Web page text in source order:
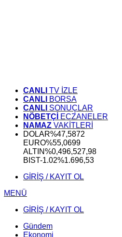
CANLI TV İZLE
CANLI BORSA
CANLI SONUÇLAR
NÖBETÇİ
ECZANELER
NAMAZ VAKİTLERİ
DOLAR%47,5872
EURO%55,0699
ALTIN%0,496,527,98
BIST-1.02%1.696,53
GİRİŞ / KAYIT OL
MENÜ
GİRİŞ / KAYIT OL
Gündem
Ekonomi